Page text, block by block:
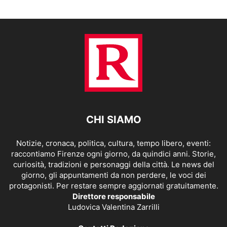
CHI SIAMO
Notizie, cronaca, politica, cultura, tempo libero, eventi:
raccontiamo Firenze ogni giorno, da quindici anni. Storie,
curiosità, tradizioni e personaggi della città. Le news del
giorno, gli appuntamenti da non perdere, le voci dei
protagonisti. Per restare sempre aggiornati gratuitamente.
Direttore responsabile
Ludovica Valentina Zarrilli